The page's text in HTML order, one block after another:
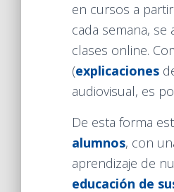
en cursos a
cada semana,
clases online.
(explicaciones
audiovisual, es
De esta forma
alumnos, con
aprendizaje de
educación de